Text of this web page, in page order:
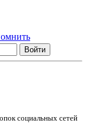
социальных сетей